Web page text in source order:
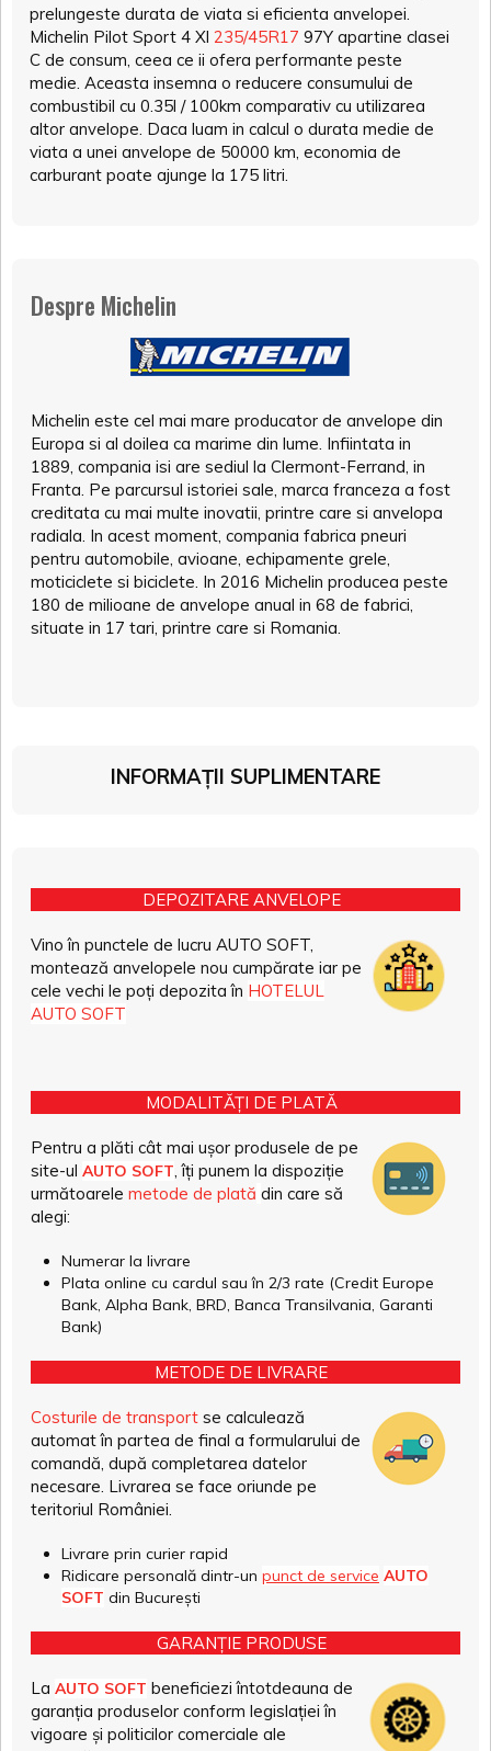
prelungeste durata de viata si eficienta anvelopei.
Michelin Pilot Sport 4 Xl 235/45R17 97Y apartine clasei
C de consum, ceea ce ii ofera performante peste
medie. Aceasta insemna o reducere consumului de
combustibil cu 0.35l / 100km comparativ cu utilizarea
altor anvelope. Daca luam in calcul o durata medie de
viata a unei anvelope de 50000 km, economia de
carburant poate ajunge la 175 litri.
Despre Michelin
Michelin este cel mai mare producator de anvelope din
Europa si al doilea ca marime din lume. Infiintata in
1889, compania isi are sediul la Clermont-Ferrand, in
Franta. Pe parcursul istoriei sale, marca franceza a fost
creditata cu mai multe inovatii, printre care si anvelopa
radiala. In acest moment, compania fabrica pneuri
pentru automobile, avioane, echipamente grele,
moticiclete si biciclete. In 2016 Michelin producea peste
180 de milioane de anvelope anual in 68 de fabrici,
situate in 17 tari, printre care si Romania.
INFORMAȚII SUPLIMENTARE
DEPOZITARE ANVELOPE
Vino în punctele de lucru AUTO SOFT,
montează anvelopele nou cumpărate iar pe
cele vechi le poți depozita în HOTELUL
AUTO SOFT
MODALITĂȚI DE PLATĂ
Pentru a plăti cât mai ușor produsele de pe
site-ul AUTO SOFT, îți punem la dispoziție
următoarele metode de plată din care să
alegi:
Numerar la livrare
Plata online cu cardul sau în 2/3 rate (Credit Europe
Bank, Alpha Bank, BRD, Banca Transilvania, Garanti
Bank)
METODE DE LIVRARE
Costurile de transport se calculează
automat în partea de final a formularului de
comandă, după completarea datelor
necesare. Livrarea se face oriunde pe
teritoriul României.
Livrare prin curier rapid
Ridicare personală dintr-un punct de service AUTO
SOFT din București
GARANȚIE PRODUSE
La AUTO SOFT beneficiezi întotdeauna de
garanția produselor conform legislației în
vigoare și politicilor comerciale ale